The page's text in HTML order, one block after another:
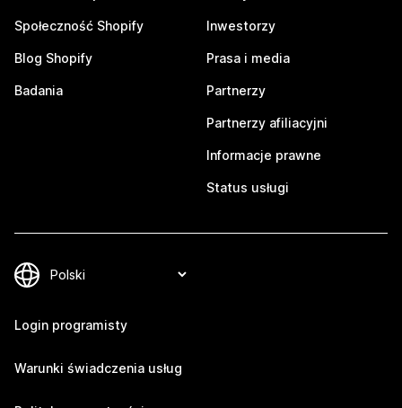
Społeczność Shopify
Blog Shopify
Badania
Inwestorzy
Prasa i media
Partnerzy
Partnerzy afiliacyjni
Informacje prawne
Status usługi
Login programisty
Warunki świadczenia usług